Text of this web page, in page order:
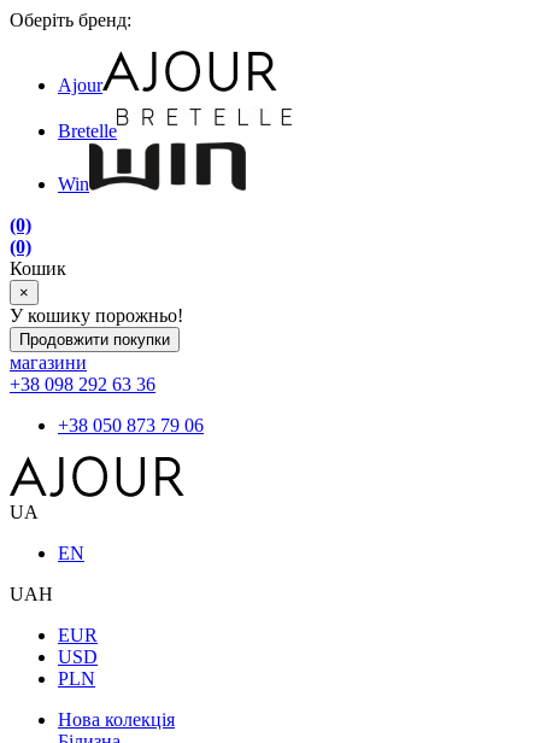
Оберіть бренд:
Ajour
Bretelle
Win
(0)
(0)
Кошик
×
У кошику порожньо!
Продовжити покупки
магазини
+38 098 292 63 36
+38 050 873 79 06
UA
EN
UAH
EUR
USD
PLN
Нова колекція